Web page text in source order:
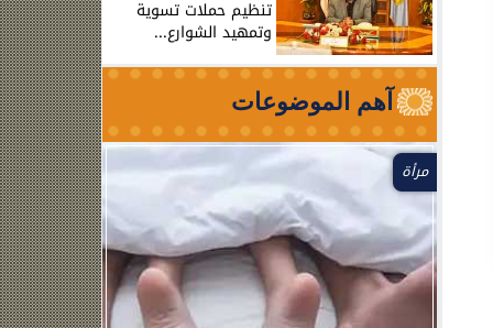
تنظيم حملات تسوية
وتمهيد الشوارع...
آهم الموضوعات
مرأة